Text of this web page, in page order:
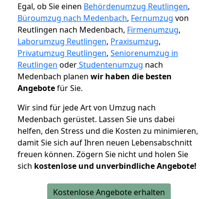
Egal, ob Sie einen Behördenumzug Reutlingen,
Büroumzug nach Medenbach, Fernumzug von
Reutlingen nach Medenbach, Firmenumzug,
Laborumzug Reutlingen, Praxisumzug,
Privatumzug Reutlingen, Seniorenumzug in
Reutlingen oderStudentenumzug nach
Medenbach planen wir haben die besten
Angebotefür Sie.
Wir sind für jede Art von Umzug nach
Medenbach gerüstet. Lassen Sie uns dabei
helfen, den Stress und die Kosten zu minimieren,
damit Sie sich auf Ihren neuen Lebensabschnitt
freuen können. Zögern Sie nicht und holen Sie
sich kostenlose und unverbindliche Angebote!
Kostenlose Angebote erhalten